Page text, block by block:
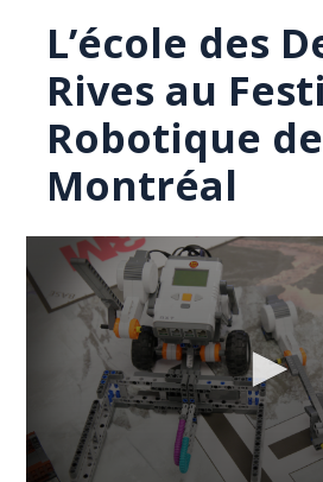
L’école des
Rives au
Robotique de
Montréal